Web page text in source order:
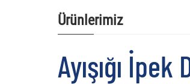
Ürünlerimiz
Ayışığı